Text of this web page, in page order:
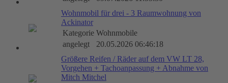
Wohnmobil für drei - 3 Raumwohnung von
Ackinator
Kategorie Wohnmobile
angelegt
20.05.2026 06:46:18
Größere Reifen / Räder auf dem VW LT 28,
Vorgehen + Tachoanpassung + Abnahme von
Mitch Mitchel